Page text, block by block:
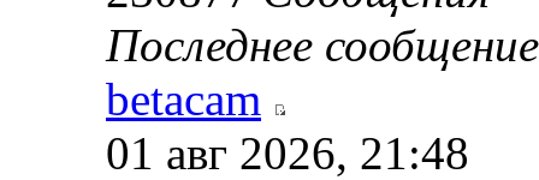
Последнее сообщение
betacam
01 авг 2026, 21:48